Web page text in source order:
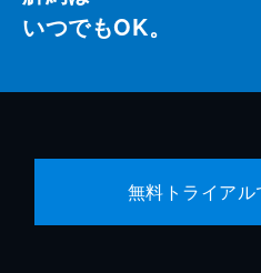
いつでもOK。
無料トライア